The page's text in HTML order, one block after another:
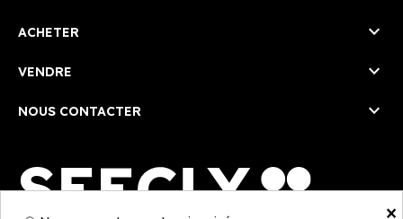
ACHETER 
VENDRE 
NOUS CONTACTER 
×